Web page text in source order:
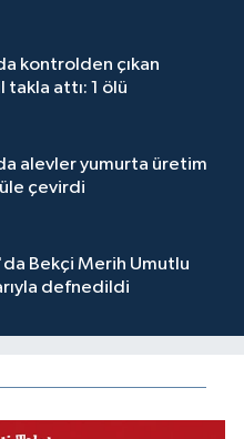
kontrolden çıkan
attı: 1 ölü
alevler yumurta üretim
çevirdi
Bekçi Merih Umutlu
defnedildi